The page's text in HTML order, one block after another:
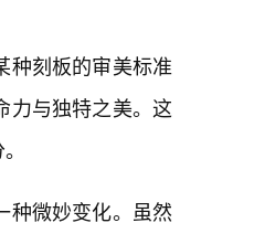
种刻板的审美标准
力与独特之美。这
种微妙变化。虽然